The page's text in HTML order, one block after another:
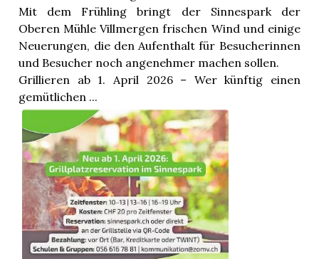
Mit dem Frühling bringt der Sinnespark der
Oberen Mühle Villmergen frischen Wind und einige
Neuerungen, die den Aufenthalt für Besucherinnen
und Besucher noch angenehmer machen sollen.
Grillieren ab 1. April 2026 – Wer künftig einen
gemütlichen ...